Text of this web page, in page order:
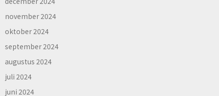
november 2024
oktober 2024
september 2024
augustus 2024
juli 2024
juni 2024